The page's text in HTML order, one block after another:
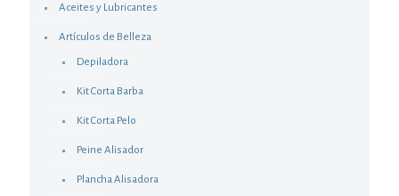
Aceites y Lubricantes
Artículos de Belleza
Depiladora
Kit Corta Barba
Kit Corta Pelo
Peine Alisador
Plancha Alisadora